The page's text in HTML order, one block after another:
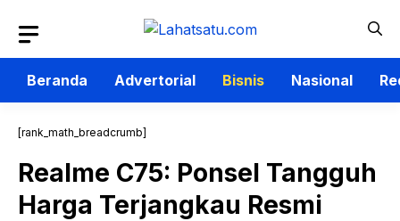
isi
Beranda
Advertorial Bisnis Nasional
[rank_math_breadcrumb]
Realme C75: Ponsel Tangguh
Harga Terjangkau Resmi